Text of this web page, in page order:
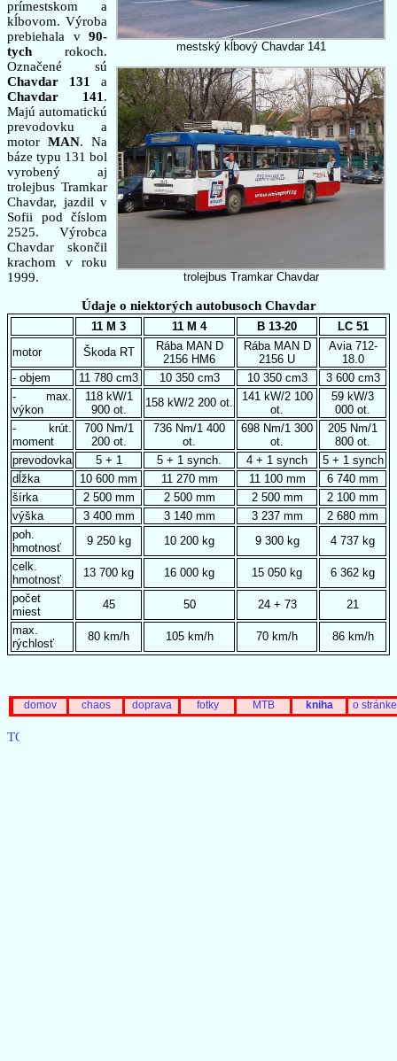
mestský kĺbový Chavdar 141
trolejbus Tramkar Chavdar
prímestskom a
kĺbovom. Výroba
prebiehala v 90-
tych rokoch.
Označené sú
Chavdar 131
a
Chavdar 141 .
Majú automatickú
prevodovku a
motor MAN. Na
báze typu 131 bol
vyrobený aj
trolejbus Tramkar
Chavdar, jazdil v
Sofii pod číslom
2525. Výrobca
Chavdar skončil
krachom v roku
1999.
Údaje o niektorých autobusoch Chavdar
11 M 3 11 M 4 B 13-20
LC 51
motor
Škoda RT
Rába MAN D
2156 HM6
Rába MAN D
2156 U
Avia 712-
18.0
- objem
11 780 cm3 10 350 cm3 10 350 cm3
3 600 cm3
- max.
výkon
118 kW/1
900 ot.
158 kW/2 200 ot.
141 kW/2 100
ot.
59 kW/3
000 ot.
- krút.
moment
700 Nm/1
200 ot.
736 Nm/1 400
ot.
698 Nm/1 300
ot.
205 Nm/1
800 ot.
prevodovka
5 + 1 5 + 1 synch. 4 + 1 synch
5 + 1 synch
dĺžka
10 600 mm 11 270 mm 11 100 mm
6 740 mm
šírka
2 500 mm 2 500 mm 2 500 mm
2 100 mm
výška
3 400 mm 3 140 mm 3 237 mm
2 680 mm
poh.
hmotnosť
9 250 kg 10 200 kg 9 300 kg
4 737 kg
celk.
hmotnosť
13 700 kg 16 000 kg 15 050 kg
6 362 kg
počet
miest
45 50 24 + 73
21
max.
rýchlosť
80 km/h 105 km/h 70 km/h 86 km/h
domov chaos doprava fotky MTB kniha o stránke